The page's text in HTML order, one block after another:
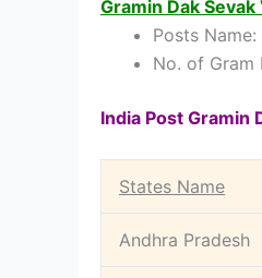
Gramin Dak Sevak
Posts
No. of Gram
India Post Gramin
States Name
Andhra Pradesh